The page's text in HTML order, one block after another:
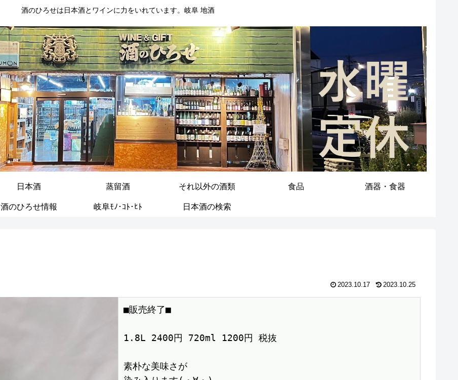
酒のひろせは日本酒とワインに力をいれています。岐阜 地酒
日本酒 蒸留酒 それ以外の酒類 食品 酒器・食器
酒のひろせ情報 岐阜ﾓﾉ･ｺﾄ･ﾋﾄ 日本酒の検索
2023.10.17 2023.10.25
■販売終了■
1.8L 2400円 720ml 1200円 税抜
素朴な美味さが